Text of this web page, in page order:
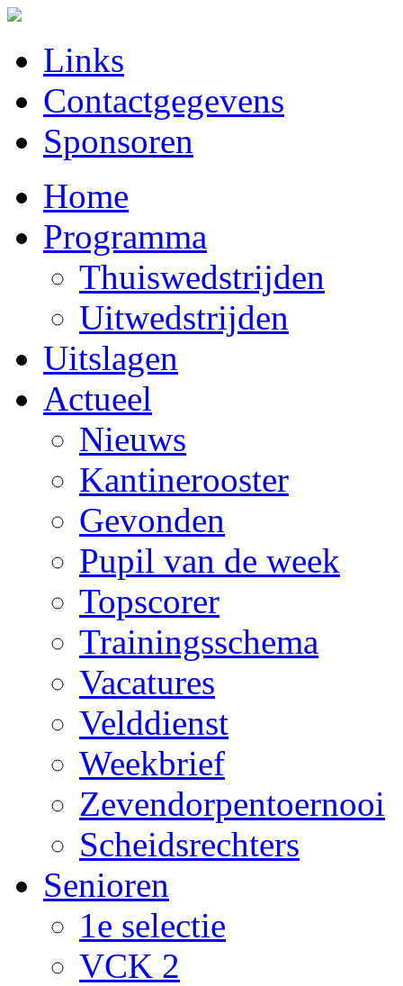
Links
Contactgegevens
Sponsoren
Home
Programma
Thuiswedstrijden
Uitwedstrijden
Uitslagen
Actueel
Nieuws
Kantinerooster
Gevonden
Pupil van de week
Topscorer
Trainingsschema
Vacatures
Velddienst
Weekbrief
Zevendorpentoernooi
Scheidsrechters
Senioren
1e selectie
VCK 2